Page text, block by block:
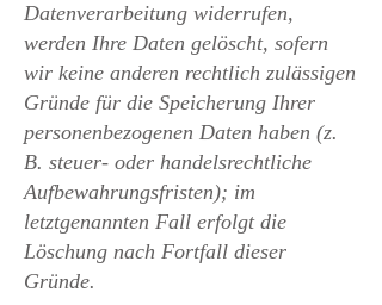
Datenverarbeitung widerrufen,
werden Ihre Daten gelöscht, sofern
wir keine anderen rechtlich zulässigen
Gründe für die Speicherung Ihrer
personenbezogenen Daten haben (z.
B. steuer- oder handelsrechtliche
Aufbewahrungsfristen); im
letztgenannten Fall erfolgt die
Löschung nach Fortfall dieser
Gründe.